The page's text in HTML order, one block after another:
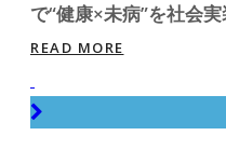
で“健康×未病”を社会
READ MORE